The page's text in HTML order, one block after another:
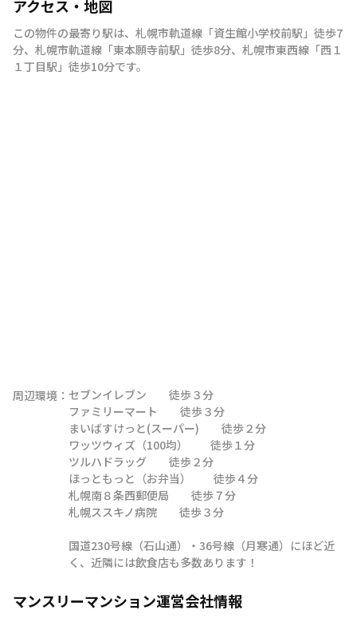
アクセス・地図
この物件の最寄り駅は、 札幌市軌道線 「資生館小学校前駅 」 徒歩7
分、 札幌市軌道線 「東本願寺前駅 」 徒歩8分、 札幌市東西線 「西１
１丁目駅 」 徒歩10分です。
周辺環境： セブンイレブン　　徒歩３分
ファミリーマート　　徒歩３分
まいばすけっと(スーパー)　　徒歩２分
ワッツウィズ（100均）　　徒歩１分
ツルハドラッグ　　徒歩２分
ほっともっと（お弁当）　　徒歩４分
札幌南８条西郵便局　　徒歩７分
札幌ススキノ病院　　徒歩３分
国道230号線（石山通）・36号線（月寒通）にほど近
く、近隣には飲食店も多数あります！
マンスリーマンション運営会社情報